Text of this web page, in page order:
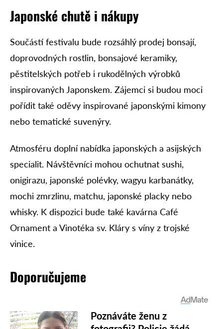
Japonské chutě i nákupy
Součástí festivalu bude rozsáhlý prodej bonsají,
doprovodných rostlin, bonsajové keramiky,
pěstitelských potřeb i rukodělných výrobků
inspirovaných Japonskem. Zájemci si budou moci
pořídit také oděvy inspirované japonskými kimony
nebo tematické suvenýry.
Atmosféru doplní nabídka japonských a asijských
specialit. Návštěvníci mohou ochutnat sushi,
onigirazu, japonské polévky, wagyu karbanátky,
mochi zmrzlinu, matchu, japonské placky nebo
whisky. K dispozici bude také kavárna Café
Ornament a Vinotéka sv. Kláry s víny z trojské
vinice.
Doporučujeme